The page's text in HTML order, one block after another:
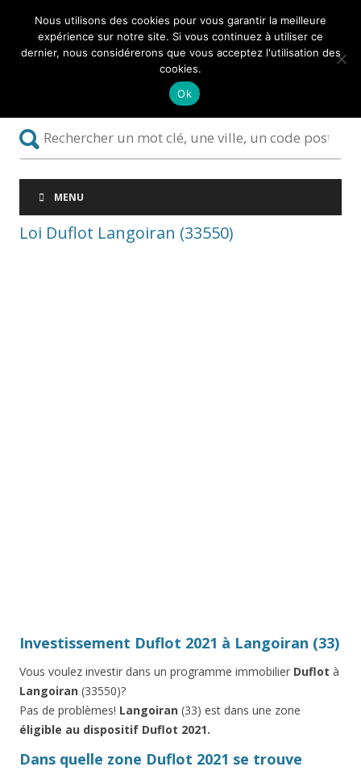
MENU
Loi Duflot Langoiran (33550)
Investissement Duflot 2021 à Langoiran (33)
Vous voulez investir dans un programme immobilier Duflot à
Langoiran (33550)?
Pas de problèmes! Langoiran (33) est dans une zone
éligible au dispositif Duflot 2021.
Dans quelle zone Duflot 2021 se trouve
Nous utilisons des cookies pour vous garantir la meilleure
expérience sur notre site. Si vous continuez à utiliser ce
dernier, nous considérerons que vous acceptez l'utilisation des
cookies.
Ok